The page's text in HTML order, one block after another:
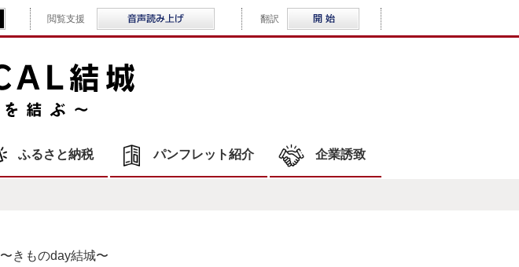
ふるさと納税 パンフレット紹介 企業誘致
閲覧支援 音声読み上げ
翻訳 Multilingual
きものday結城〜